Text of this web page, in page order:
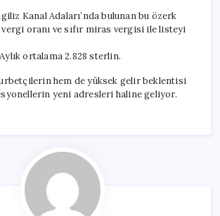
Kanal Adaları’nda bulunan bu özerk
oranı ve sıfır miras vergisi ile listeyi
ortalama 2.828 sterlin.
hem de yüksek gelir beklentisi
yeni adresleri haline geliyor.